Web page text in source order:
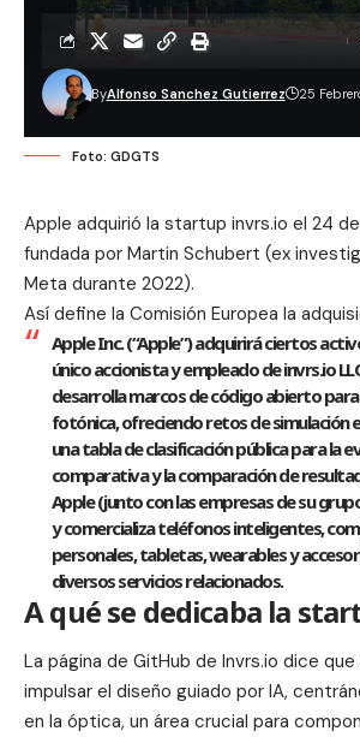
ByAlfonso Sanchez Gutierrez 25
Foto: GDGTS
Apple adquirió la startup invrs.io el 24
fundada por Martin Schubert (ex
Meta durante 2022).
Así define la Comisión Europea la
Apple Inc. (“Apple”) adquirirá ciertos
único accionista y empleado de invrs.io
desarrolla marcos de código abierto
fotónica, ofreciendo retos de simulación
una tabla de clasificación pública para la
comparativa y la comparación de
Apple (junto con las empresas de su
y comercializa teléfonos inteligentes,
personales, tabletas, wearables y
diversos servicios relacionados.
A qué se dedicaba la
La página de GitHub de Invrs.io dice
impulsar el diseño guiado por IA,
en la óptica, un área crucial para